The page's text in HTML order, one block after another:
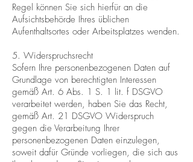
Regel können Sie sich hierfür an die
Aufsichtsbehörde Ihres üblichen
Aufenthaltsortes oder Arbeitsplatzes wenden.
5. Widerspruchsrecht
Sofern Ihre personenbezogenen Daten auf
Grundlage von berechtigten Interessen
gemäß Art. 6 Abs. 1 S. 1 lit. f DSGVO
verarbeitet werden, haben Sie das Recht,
gemäß Art. 21 DSGVO Widerspruch
gegen die Verarbeitung Ihrer
personenbezogenen Daten einzulegen,
soweit dafür Gründe vorliegen, die sich aus